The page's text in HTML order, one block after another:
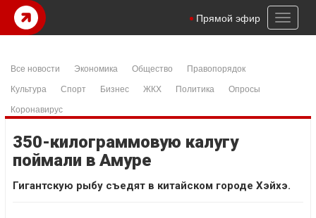
Toggle
Прямой эфир
Все новости Экономика Общество
Правопорядок
Культура
Спорт Бизнес ЖКХ Политика
Опросы
Коронавирус
350-килограммовую калугу
поймали в Амуре
Гигантскую рыбу съедят в китайском городе Хэйхэ.